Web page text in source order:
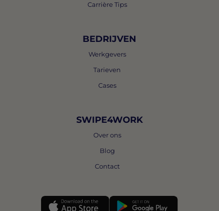
Carrière Tips
BEDRIJVEN
Werkgevers
Tarieven
Cases
SWIPE4WORK
Over ons
Blog
Contact